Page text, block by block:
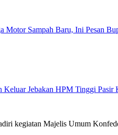
Motor Sampah Baru, Ini Pesan
Keluar Jebakan HPM Tinggi Pasir